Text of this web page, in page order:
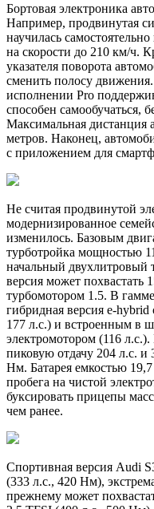
Бортовая электроника
Например, продвинутая
научилась
на скорости до 210 км/ч.
указателя поворота
сменить полосу
исполнении Pro
способен самообучаться,
Максимальная дистанция
метров. Наконец,
с приложением для
Не считая продвинутой
модернизированное
изменилось. Базовым
турботройка мощностью
начальный двухлитровый
версия может
турбомотором 1.5. В
гибридная версия e-
177 л.с.) и встроенным в
электромотором (116
пиковую отдачу 204 л.с.
Нм. Батарея емкостью
пробега на чистой
буксировать прицепы
чем ранее.
Спортивная версия Audi
(333 л.с., 420 Нм),
прежнему может